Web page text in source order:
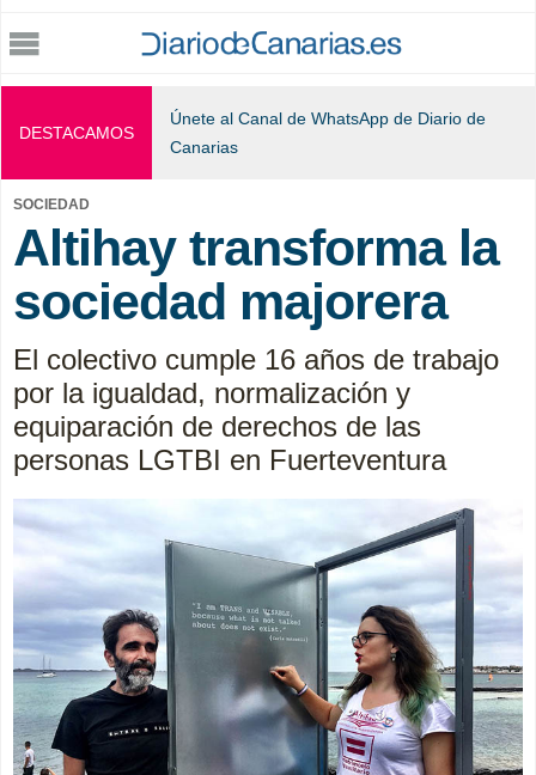
DESTACAMOS
Únete al Canal de WhatsApp de Diario de
Canarias
SOCIEDAD
Altihay transforma la
sociedad majorera
El colectivo cumple 16 años de trabajo
por la igualdad, normalización y
equiparación de derechos de las
personas LGTBI en Fuerteventura